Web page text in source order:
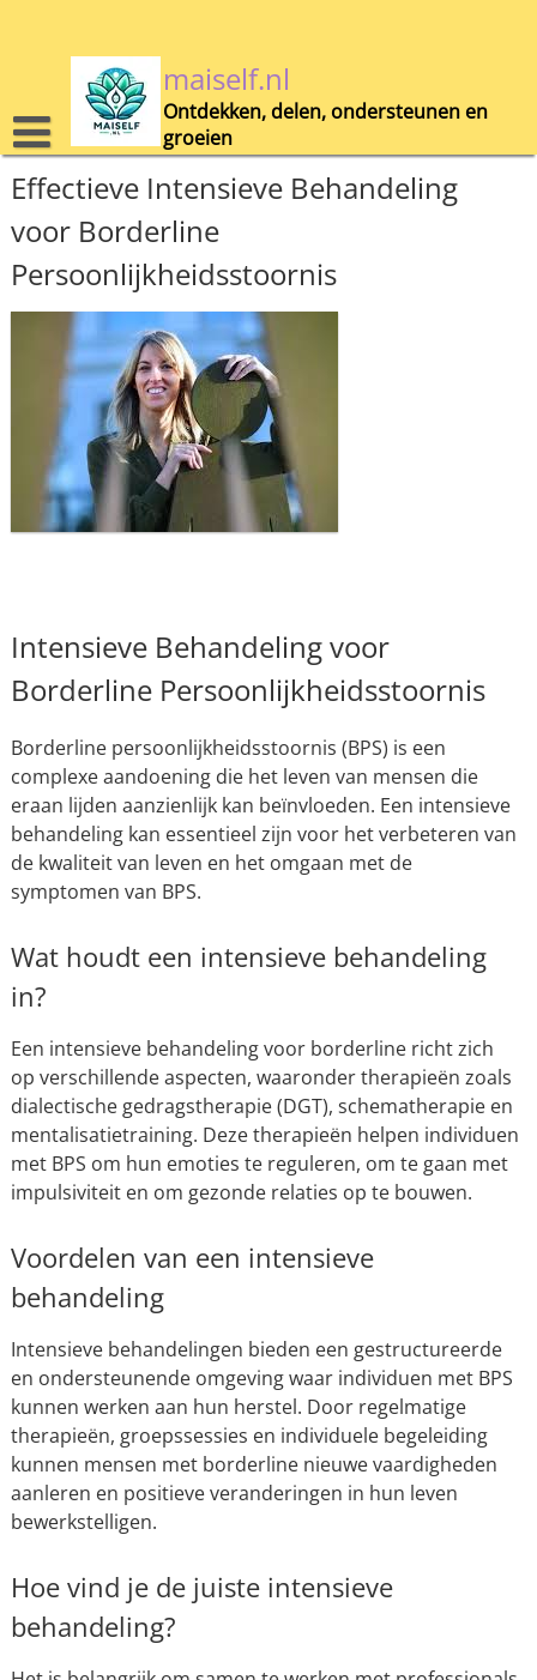
maiself.nl
Ontdekken, delen, ondersteunen en
groeien
Effectieve Intensieve Behandeling
voor Borderline
Persoonlijkheidsstoornis
Intensieve Behandeling voor
Borderline Persoonlijkheidsstoornis
Borderline persoonlijkheidsstoornis (BPS) is een
complexe aandoening die het leven van mensen die
eraan lijden aanzienlijk kan beïnvloeden. Een intensieve
behandeling kan essentieel zijn voor het verbeteren van
de kwaliteit van leven en het omgaan met de
symptomen van BPS.
Wat houdt een intensieve behandeling
in?
Een intensieve behandeling voor borderline richt zich
op verschillende aspecten, waaronder therapieën zoals
dialectische gedragstherapie (DGT), schematherapie en
mentalisatietraining. Deze therapieën helpen individuen
met BPS om hun emoties te reguleren, om te gaan met
impulsiviteit en om gezonde relaties op te bouwen.
Voordelen van een intensieve
behandeling
Intensieve behandelingen bieden een gestructureerde
en ondersteunende omgeving waar individuen met BPS
kunnen werken aan hun herstel. Door regelmatige
therapieën, groepssessies en individuele begeleiding
kunnen mensen met borderline nieuwe vaardigheden
aanleren en positieve veranderingen in hun leven
bewerkstelligen.
Hoe vind je de juiste intensieve
behandeling?